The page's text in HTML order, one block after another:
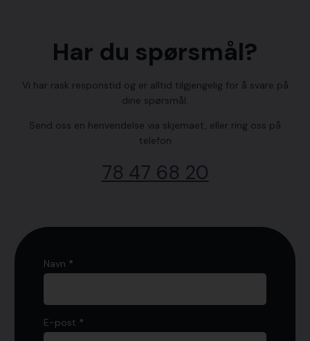
Har du spørsmål?
​Vi har rask responstid og er alltid ​tilgjengelig for å svare på
dine spørsmål.
Send oss en henvendelse via skjemaet, eller ring oss på
telefon
78 47 68 20
kontaktskjema
Navn *
E-post *